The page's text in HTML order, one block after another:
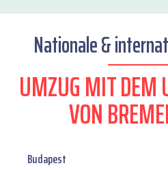
Nationale &
UMZUG MIT DEM
VON
Budapest